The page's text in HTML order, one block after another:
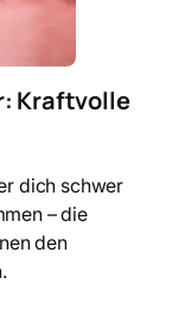
Kraftvolle
dich schwer
– die
den